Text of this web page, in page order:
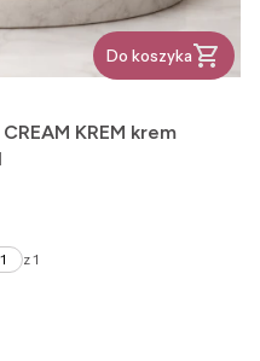
Do koszyka
KREM krem
z 1